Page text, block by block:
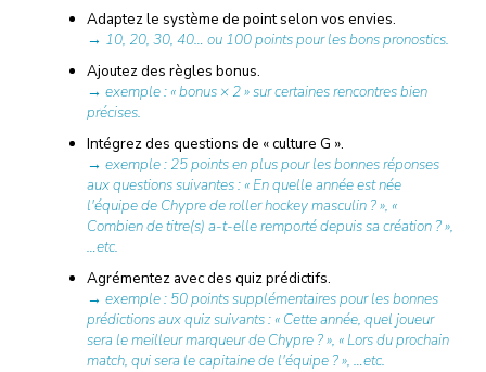
Adaptez le système de point selon vos envies.
→ 10, 20, 30, 40… ou 100 points pour les bons pronostics.
Ajoutez des règles bonus.
→ exemple : « bonus × 2 » sur certaines rencontres bien
précises.
Intégrez des questions de « culture G ».
→ exemple : 25 points en plus pour les bonnes réponses
aux questions suivantes : « En quelle année est née
l'équipe de Chypre de roller hockey masculin ? », «
Combien de titre(s) a-t-elle remporté depuis sa création ? »,
…etc.
Agrémentez avec des quiz prédictifs.
→ exemple : 50 points supplémentaires pour les bonnes
prédictions aux quiz suivants : « Cette année, quel joueur
sera le meilleur marqueur de Chypre ? », « Lors du prochain
match, qui sera le capitaine de l'équipe ? », …etc.